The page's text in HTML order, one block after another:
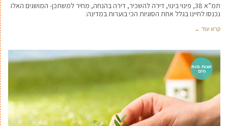
תמ”א 38, פינוי בינוי, דירה להשכיר, דירה בהנחה, מחיר למשתכן- המושגים האלו
נכנסו לחיינו בגלל אחת הסוגיות הכי בוערות במדינה:
קרא עוד ←
עצות מומ
חים